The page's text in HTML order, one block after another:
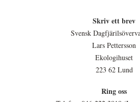
Skriv ett brev
Svensk
Lars Pettersson
Ekologihuset
223 62 Lund
Ring oss